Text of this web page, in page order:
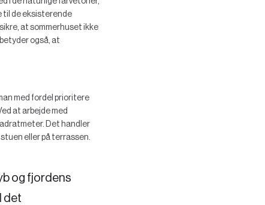
til de eksisterende
at sommerhuset ikke
også, at
med fordel prioritere
at arbejde med
Det handler
eller på terrassen.
og fjordens
det